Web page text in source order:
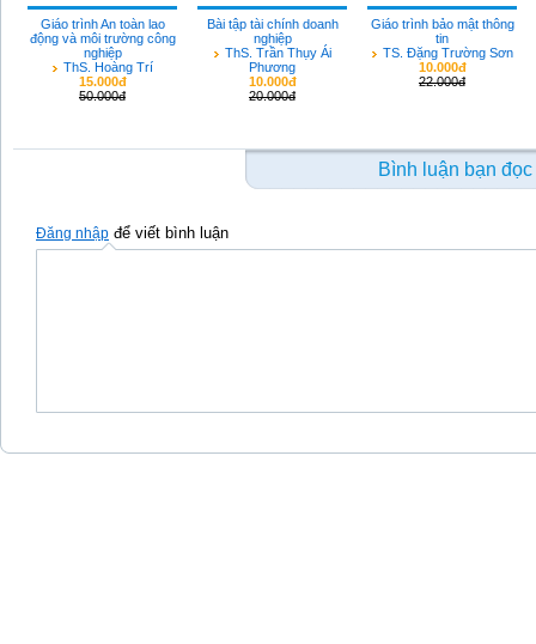
Giáo trình An toàn lao
động và môi trường công
nghiệp
ThS. Hoàng Trí
15.000đ
50.000đ
Bài tập tài chính doanh
nghiệp
ThS. Trần Thụy Ái
Phương
10.000đ
20.000đ
Giáo trình bảo mật thông
tin
TS. Đặng Trường Sơn
10.000đ
22.000đ
Bình luận bạn đọc
Đăng nhập để viết bình luận